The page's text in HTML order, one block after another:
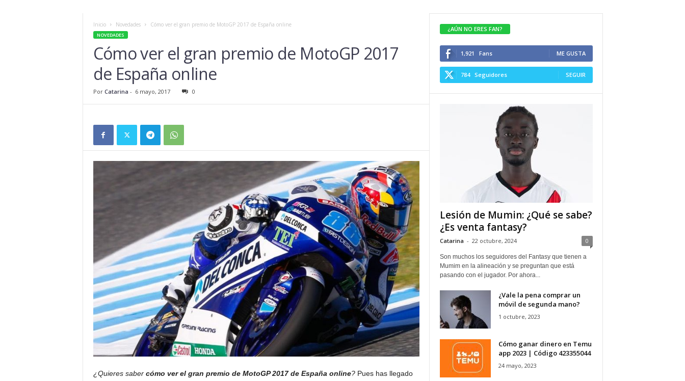
Inicio Novedades Cómo ver el gran premio de MotoGP 2017 de España online
NOVEDADES
Cómo ver el gran premio de MotoGP 2017
de España online
Por Catarina - 6 mayo, 2017 0
¿Quieres sabercómo ver el gran premio de MotoGP 2017 de España online?Pues has llegado
¿AÚN NO ERES FAN?
1,921 Fans ME GUSTA
784 Seguidores SEGUIR
Lesión de Mumin: ¿Qué se sabe?
¿Es venta fantasy?
Catarina - 22 octubre, 2024 0
Son muchos los seguidores del Fantasy que tienen a
Mumim en la alineación y se preguntan que está
pasando con el jugador. Por ahora...
¿Vale la pena comprar un
móvil de segunda mano?
1 octubre, 2023
Cómo ganar dinero en Temu
app 2023 | Código 423355044
24 mayo, 2023